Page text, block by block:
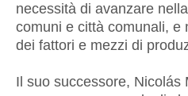
necessità di avanzare
comuni e città comunali, e
dei fattori e mezzi di
Il suo successore, Nicolás